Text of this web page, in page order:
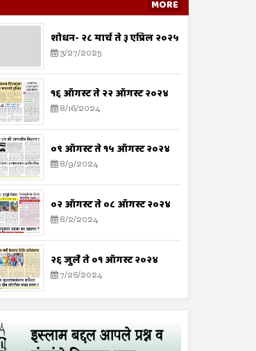
MORE
शोधन- २८ मार्च ते ३ एप्रिल २०२५
3/27/2025
१६ ऑगस्ट ते २२ ऑगस्ट २०२४
8/16/2024
०९ ऑगस्ट ते १५ ऑगस्ट २०२४
8/9/2024
०२ ऑगस्ट ते ०८ ऑगस्ट २०२४
8/2/2024
२६ जुलै ते ०१ ऑगस्ट २०२४
7/26/2024